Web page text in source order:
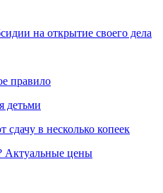
на открытие своего дела
правило
детьми
в несколько копеек
Актуальные цены